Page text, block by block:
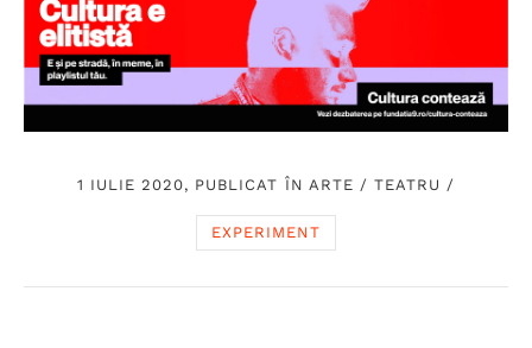
1 IULIE 2020, PUBLICAT ÎN ARTE / TEATRU /
EXPERIMENT